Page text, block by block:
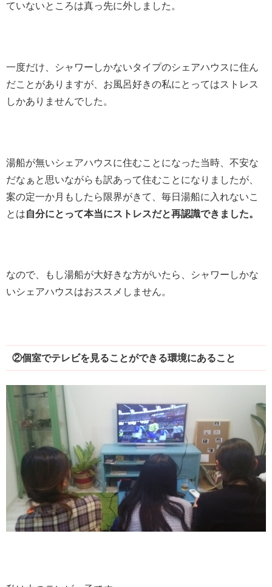
ていないところは真っ先に外しました。
一度だけ、シャワーしかないタイプのシェアハウスに住ん
だことがありますが、お風呂好きの私にとってはストレス
しかありませんでした。
湯船が無いシェアハウスに住むことになった当時、不安な
だなぁと思いながらも訳あって住むことになりましたが、
案の定一か月もしたら限界がきて、毎日湯船に入れないこ
とは自分にとって本当にストレスだと再認識できました。
なので、もし湯船が大好きな方がいたら、シャワーしかな
いシェアハウスはおススメしません。
②個室でテレビを見ることができる環境にあること